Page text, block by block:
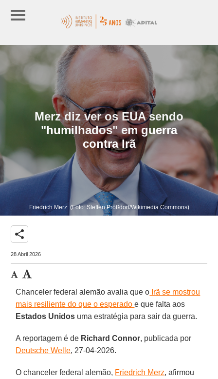
Merz diz ver os EUA sendo
"humilhados" em guerra
contra Irã
Friedrich Merz. (Foto: Steffen Prößdorf/Wikimedia Commons)
share
28 Abril 2026
Chanceler federal alemão avalia que o Irã se mostrou
mais resiliente do que o esperadoe que falta aos
Estados Unidos uma estratégia para sair da guerra.
A reportagem é de Richard Connor, publicada por
Deutsche Welle, 27-04-2026.
O chanceler federal alemão, Friedrich Merz, afirmou